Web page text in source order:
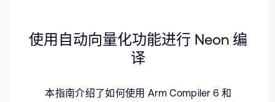
使用自动向量化功能进行 Neon 编
译
本指南介绍了如何使用 Arm Compiler 6 和